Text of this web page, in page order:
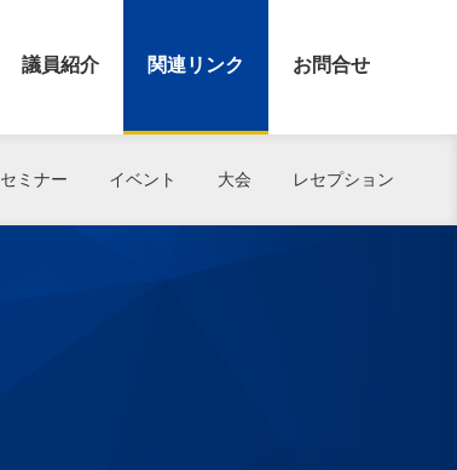
議員紹介 関連リンク お問合せ
セミナー イベント 大会 レセプション